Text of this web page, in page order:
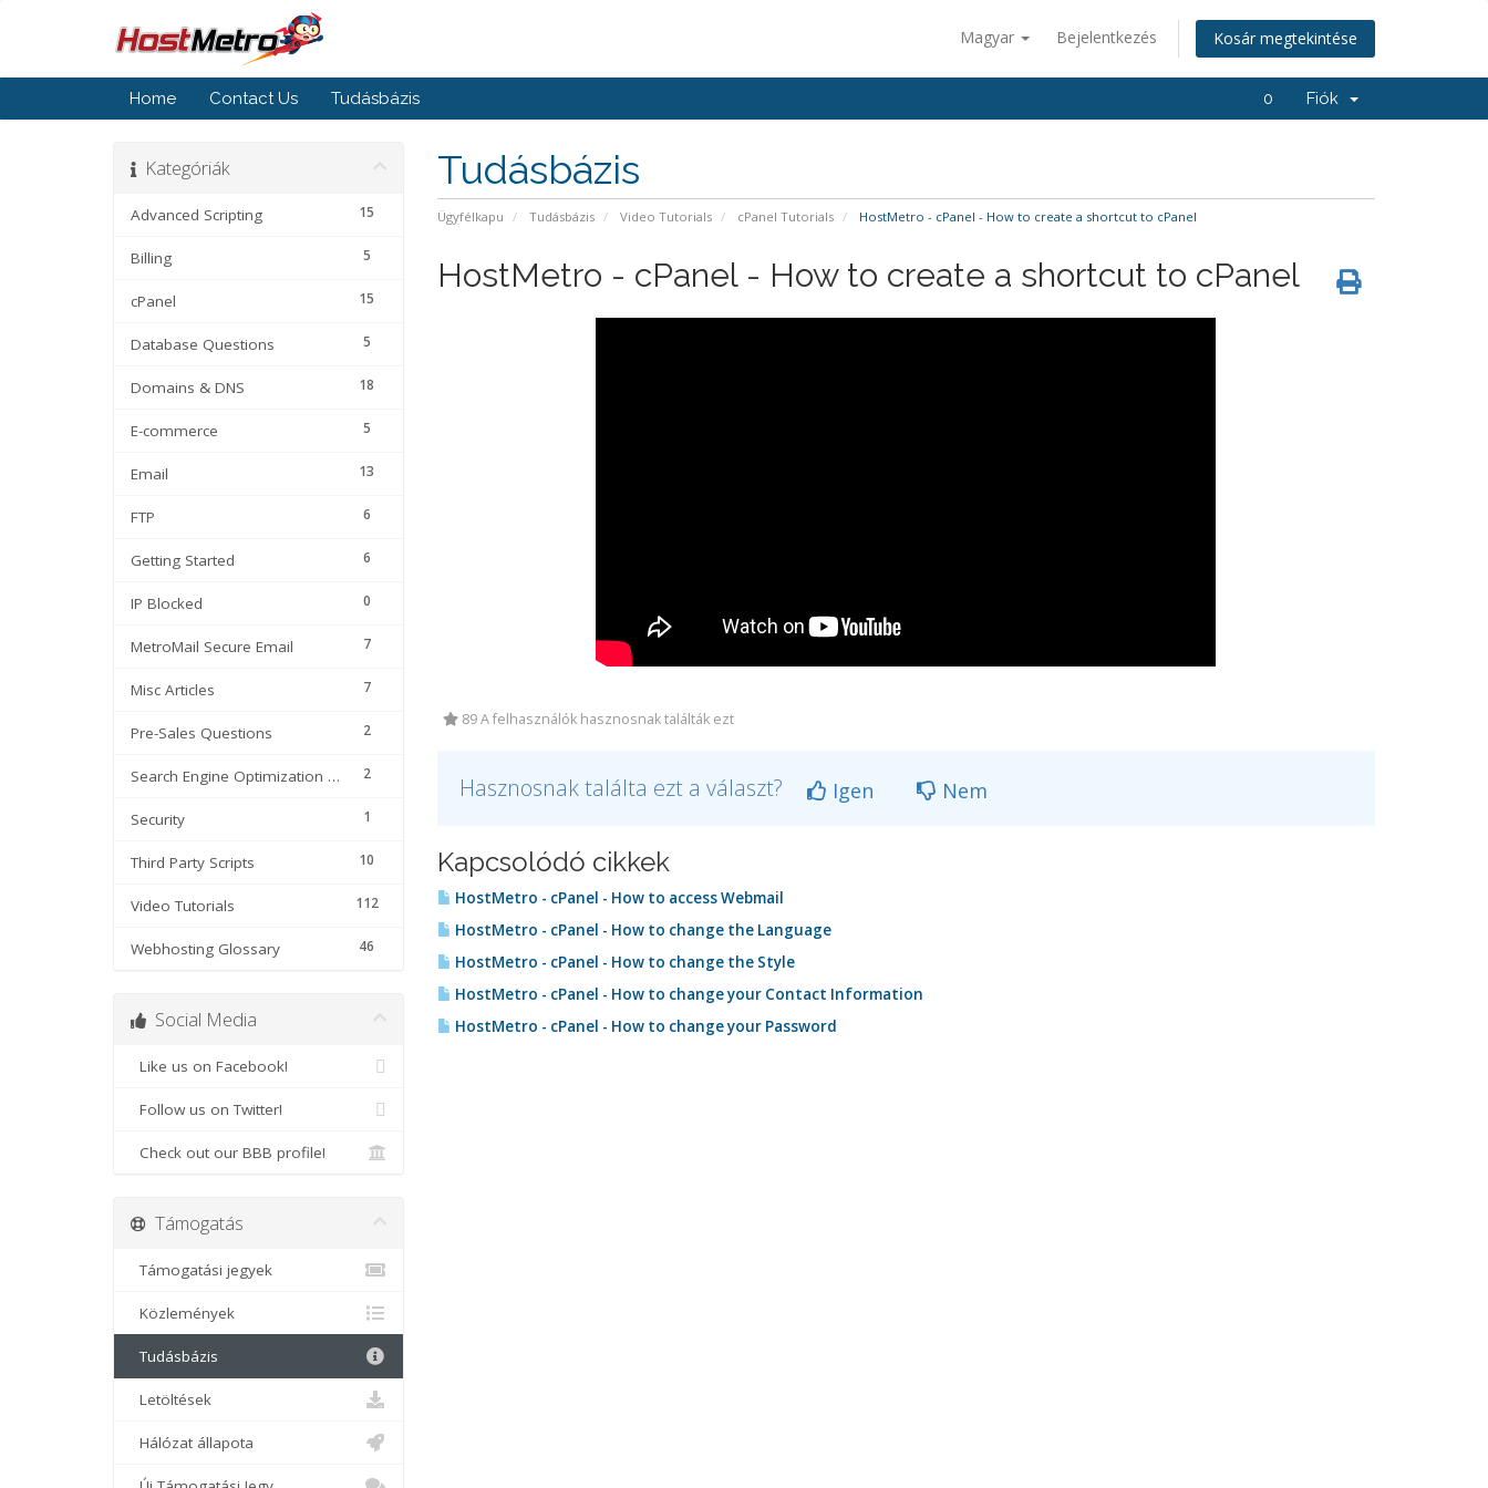
Magyar Bejelentkezés Kosár megtekintése
Home Contact Us Tudásbázis 0 Fiók
Tudásbázis
Ügyfélkapu Tudásbázis Video Tutorials cPanel Tutorials HostMetro - cPanel - How to create a shortcut to cPanel
Kategóriák
15
Advanced Scripting
5
Billing
15
cPanel
5
Database Questions
18
Domains & DNS
5
E-commerce
13
Email
6
FTP
6
Getting Started
0
IP Blocked
7
MetroMail Secure Email
7
Misc Articles
2
Pre-Sales Questions
2
Search Engine Optimization | SEO
1
Security
10
Third Party Scripts
112
Video Tutorials
46
Webhosting Glossary
HostMetro - cPanel - How to create a shortcut to cPanel
89 A felhasználók hasznosnak találták ezt
Hasznosnak találta ezt a választ? Igen Nem
Kapcsolódó cikkek
HostMetro - cPanel - How to access Webmail
HostMetro - cPanel - How to change the Language
HostMetro - cPanel - How to change the Style
HostMetro - cPanel - How to change your Contact Information
HostMetro - cPanel - How to change your Password
Social Media
Like us on Facebook!
Follow us on Twitter!
Check out our BBB profile!
Támogatás
Támogatási jegyek
Közlemények
Tudásbázis
Letöltések
Hálózat állapota